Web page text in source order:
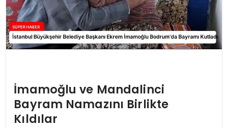
İmamoğlu ve Mandalinci
Bayram Namazını Birlikte
Kıldılar